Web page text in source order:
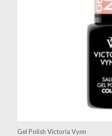
Gel Polish Victoria Vynn